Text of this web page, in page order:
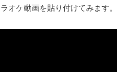
オケ動画を貼り付けてみます。